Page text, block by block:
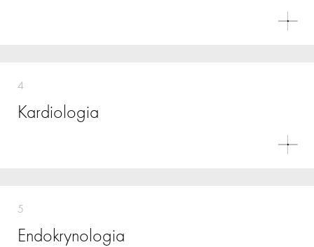
4
Kardiologia
5
Endokrynologia